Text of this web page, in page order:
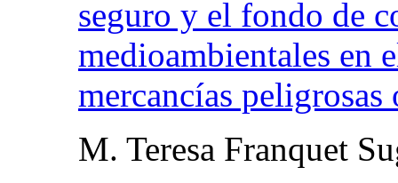
seguro y el fondo de
medioambientales en
mercancías peligrosas
M. Teresa Franquet